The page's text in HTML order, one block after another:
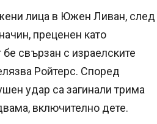
лица в Южен Ливан, след
преценен като
свързан с израелските
Ройтерс. Според
удар са загинали трима
включително дете.